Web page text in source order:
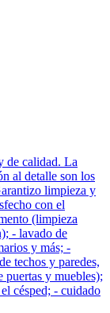
de calidad. La
al detalle son los
limpieza y
con el
(limpieza
- lavado de
y más; -
techos y paredes,
puertas y muebles);
césped; - cuidado